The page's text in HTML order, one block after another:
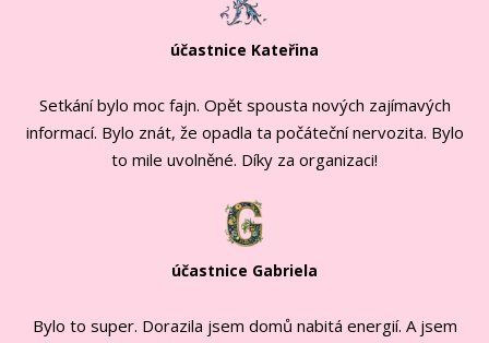
účastnice Kateřina
Setkání bylo moc fajn. Opět spousta nových zajímavých
informací. Bylo znát, že opadla ta počáteční nervozita. Bylo
to mile uvolněné. Díky za organizaci!
účastnice Gabriela
Bylo to super. Dorazila jsem domů nabitá energií. A jsem